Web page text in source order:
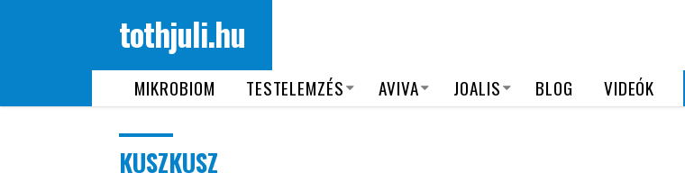
tothjuli.hu
MIKROBIOM TESTELEMZÉS AVIVA JOALIS BLOG VIDEÓK
KUSZKUSZ